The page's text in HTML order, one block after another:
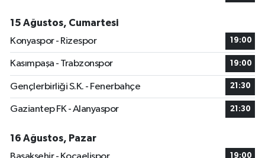
15 Ağustos, Cumartesi
Konyaspor - Rizespor
19:00
Kasımpaşa - Trabzonspor 19:00
Gençlerbirliği S.K. - Fenerbahçe 21:30
Gaziantep FK - Alanyaspor 21:30
16 Ağustos, Pazar
19:00